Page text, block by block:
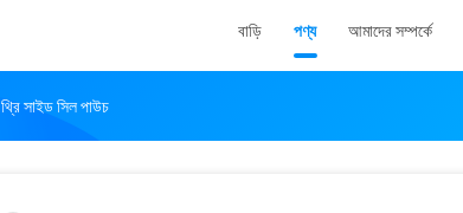
বাড়ি পণ্য আমাদের সম্পর্কে
সাইড সিল পাউচ